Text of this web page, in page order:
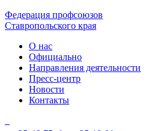
Федерация профсоюзов
Ставропольского края
О нас
Официально
Направления деятельности
Пресс-центр
Новости
Контакты